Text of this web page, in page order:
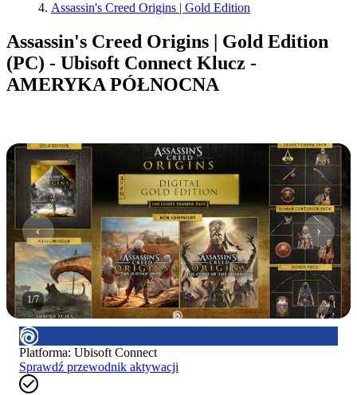
Assassin's Creed Origins | Gold Edition
Assassin's Creed Origins | Gold Edition
(PC) - Ubisoft Connect Klucz -
AMERYKA PÓŁNOCNA
1/7
Platforma: Ubisoft Connect
Sprawdź przewodnik aktywacji